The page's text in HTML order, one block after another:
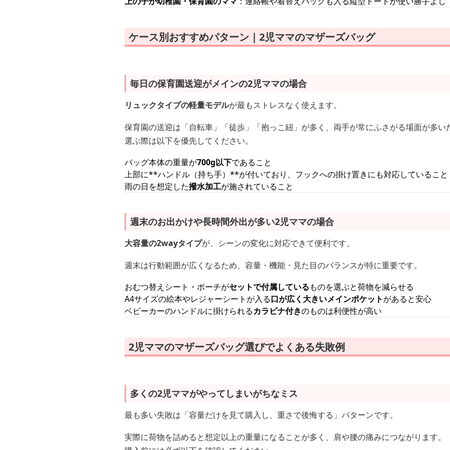
ケース別おすすめパターン｜2児ママのマザーズバッグ
毎日の保育園送迎がメインの2児ママの場合
リュックタイプの軽量モデルが最もストレスなく使えます。
保育園の送迎は「自転車」「徒歩」「抱っこ紐」が多く、両手が常にふさがる場面が多い
選ぶ際は以下を優先してください。
バッグ本体の重量が700g以下であること
上部に**ハンドル（持ち手）**が付いており、フックへの掛け置きにも対応していること
雨の日を想定した撥水加工が施されていること
週末のお出かけや長時間外出が多い2児ママの場合
大容量の2wayタイプが、シーンの変化に対応できて便利です。
週末は行動範囲が広くなるため、容量・機能・見た目のバランスが特に重要です。
おむつ替えシート・ポーチがセットで付属しているものを選ぶと荷物を減らせる
A4サイズの絵本やレジャーシートが入る口が広く大きいメインポケットがあると安心
ベビーカーのハンドルに掛けられるカラビナ付きのものは利便性が高い
2児ママのマザーズバッグ選びでよくある失敗例
多くの2児ママがやってしまいがちなミス
最も多い失敗は「容量だけを見て購入し、重さで後悔する」パターンです。
実際に荷物を詰めると想定以上の重量になることが多く、肩や腰の痛みにつながります。